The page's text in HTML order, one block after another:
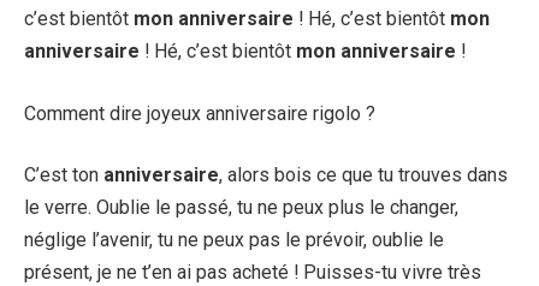
c’est bientôt mon anniversaire ! Hé, c’est bientôt mon
anniversaire ! Hé, c’est bientôt mon anniversaire !
Comment dire joyeux anniversaire rigolo ?
C’est ton anniversaire, alors bois ce que tu trouves dans
le verre. Oublie le passé, tu ne peux plus le changer,
néglige l’avenir, tu ne peux pas le prévoir, oublie le
présent, je ne t’en ai pas acheté ! Puisses-tu vivre très